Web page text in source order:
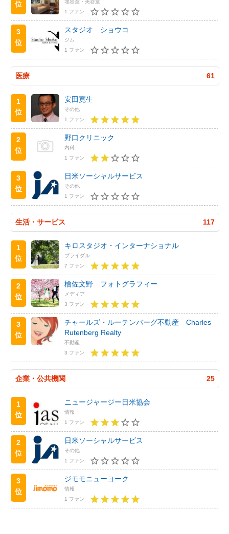
位
1 ファン
3
位
スタジオ ショウコ
ジム
1 ファン
医療 61
1
位
安田寛生
その他
1 ファン
2
位
野口クリニック
内科
1 ファン
3
位
日米ソーシャルサービス
その他
1 ファン
生活・サービス 117
1
位
キロスタジオ・インターナショナル
ブライダル
7 ファン
2
位
檜佐文野 フォトグラフィー
メディア
3 ファン
3
位
チャールズ・ルーテンバーグ不動産 Charles
Rutenberg Realty
不動産
3 ファン
企業・公共機関 25
1
位
ニュージャージー日米協会
情報
1 ファン
2
位
日米ソーシャルサービス
その他
1 ファン
3
位
ジモモニューヨーク
情報
1 ファン